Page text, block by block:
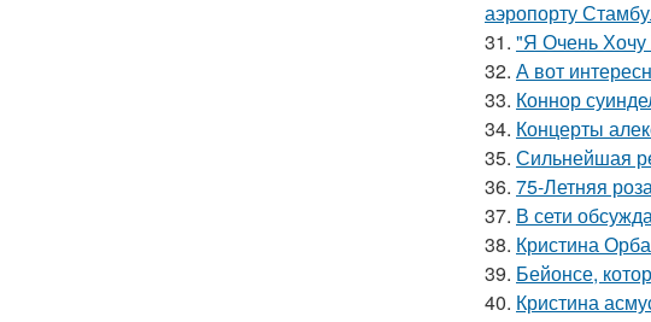
аэропорту
31. "Я Очень Хочу
32. А вот
33. Коннор
34. Концерты
35. Сильнейшая
36. 75-Летняя
37. В сети
38. Кристина
39. Бейонсе,
40. Кристина